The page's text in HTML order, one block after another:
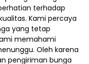
terhadap
Kami percaya
yang tetap
memahami
Oleh karena
pengiriman bunga